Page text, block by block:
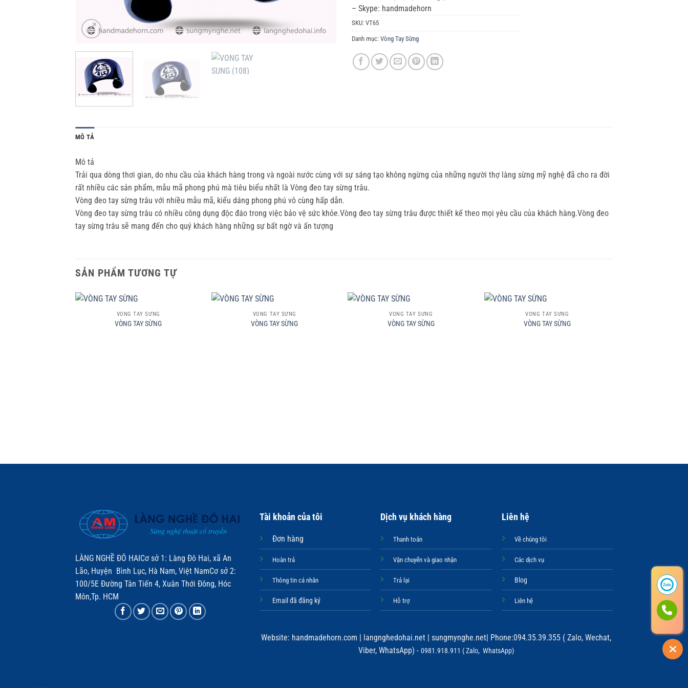
– Skype: handmadehorn
SKU: VT65
Danh mục: Vòng Tay Sừng
MÔ TẢ
Mô tả
Trải qua dòng thơi gian, do nhu cầu của khách hàng trong và ngoài nước cùng với sự sáng tạo không ngừng của những người thợ làng sừng mỹ nghệ đã cho ra đời
rất nhiều các sản phẩm, mẫu mã phong phú mà tiêu biểu nhất là Vòng đeo tay sừng trâu.
Vòng đeo tay sừng trâu với nhiều mẫu mã, kiểu dáng phong phú vô cùng hấp dẫn.
Vòng đeo tay sừng trâu có nhiều công dụng độc đáo trong việc bảo vệ sức khỏe.Vòng đeo tay sừng trâu được thiết kế theo mọi yêu cầu của khách hàng.Vòng đeo
tay sừng trâu sẽ mang đến cho quý khách hàng những sự bất ngờ và ấn tượng
SẢN PHẨM TƯƠNG TỰ
+
VÒNG TAY SỪNG
VÒNG TAY SỪNG
+
VÒNG TAY SỪNG
VÒNG TAY SỪNG
+
VÒNG TAY SỪNG
VÒNG TAY SỪNG
+
VÒNG TAY SỪNG
VÒNG TAY SỪNG
LÀNG NGHỀ ĐÔ HAICơ sở 1: Làng Đô Hai, xã An
Lão, Huyện Bình Lục, Hà Nam, Việt NamCơ sở 2:
100/5E Đường Tân Tiến 4, Xuân Thới Đông, Hóc
Môn,Tp. HCM
Tài khoản của tôi
Đơn hàng
Hoàn trả
Thông tin cá nhân
Email đã đăng ký
Dịch vụ khách hàng
Thanh toán
Vận chuyển và giao nhận
Trả lại
Hỗ trợ
Liên hệ
Về chúng tôi
Các dịch vụ
Blog
Liên hệ
Website: handmadehorn.com | langnghedohai.net | sungmynghe.net| Phone:094.35.39.355 ( Zalo, Wechat,
Viber, WhatsApp) - 0981.918.911 ( Zalo, WhatsApp)